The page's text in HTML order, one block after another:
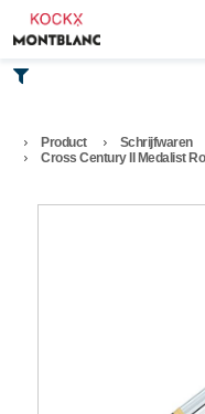
Product Schrijfwaren
Cross Century II Medalist